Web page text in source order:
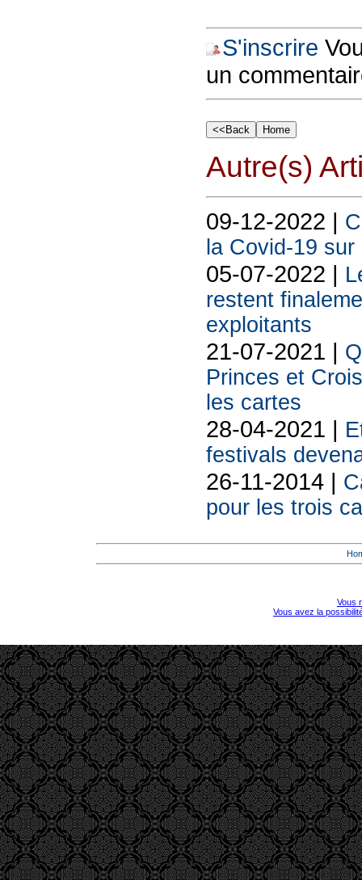
S'inscrire
un
Autre(s)
09-12-2022 |
la Covid-19
05-07-2022 |
restent
exploitants
21-07-2021 |
Princes et
les cartes
28-04-2021 |
festivals
26-11-2014 |
pour les trois
Vous
Vous avez la